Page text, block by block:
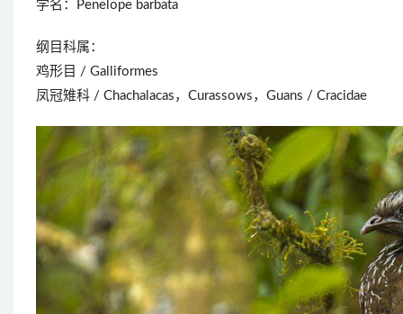
学名：Penelope barbata
纲目科属：
鸡形目 / Galliformes
凤冠雉科 / Chachalacas，Curassows，Guans / Cracidae